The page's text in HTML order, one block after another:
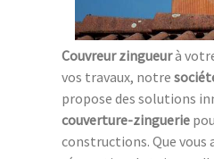
Couvreur zingueurà
vos travaux, notre
propose des solutions
couverture-zinguerie
constructions. Que vous